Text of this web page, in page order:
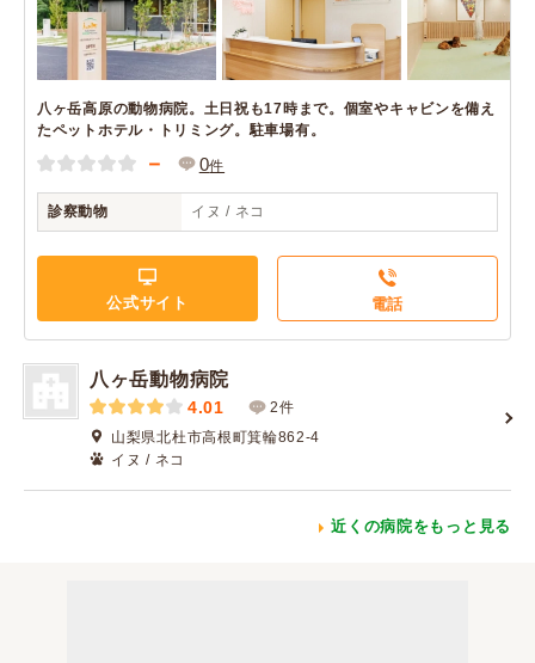
八ヶ岳高原の動物病院。土日祝も17時まで。個室やキャビンを備え
たペットホテル・トリミング。駐車場有。
－ 0件
診察動物 イヌ / ネコ
公式サイト 電話
八ヶ岳動物病院
4.01
2件
山梨県北杜市高根町箕輪862-4
イヌ / ネコ
近くの病院をもっと見る